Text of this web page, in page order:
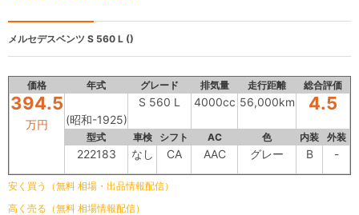
メルセデスベンツ S 560 L ()
価格 年式 グレード 排気量 走行距離 総合評価
394.5
万円 (昭和-1925)
S 560 L 4000cc 56,000km 4.5
型式 車検 シフト AC 色 内装 外装
222183 なし CA AAC グレー B -
安く買う（無料 相場・出品情報配信）
高く売る（無料 相場情報配信）